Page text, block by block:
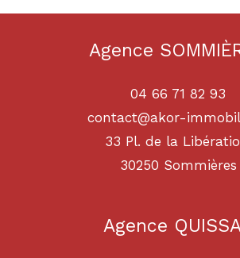
Agence
04 66 71 82 93
contact@akor-
33 Pl. de la
30250
sommières
Agence